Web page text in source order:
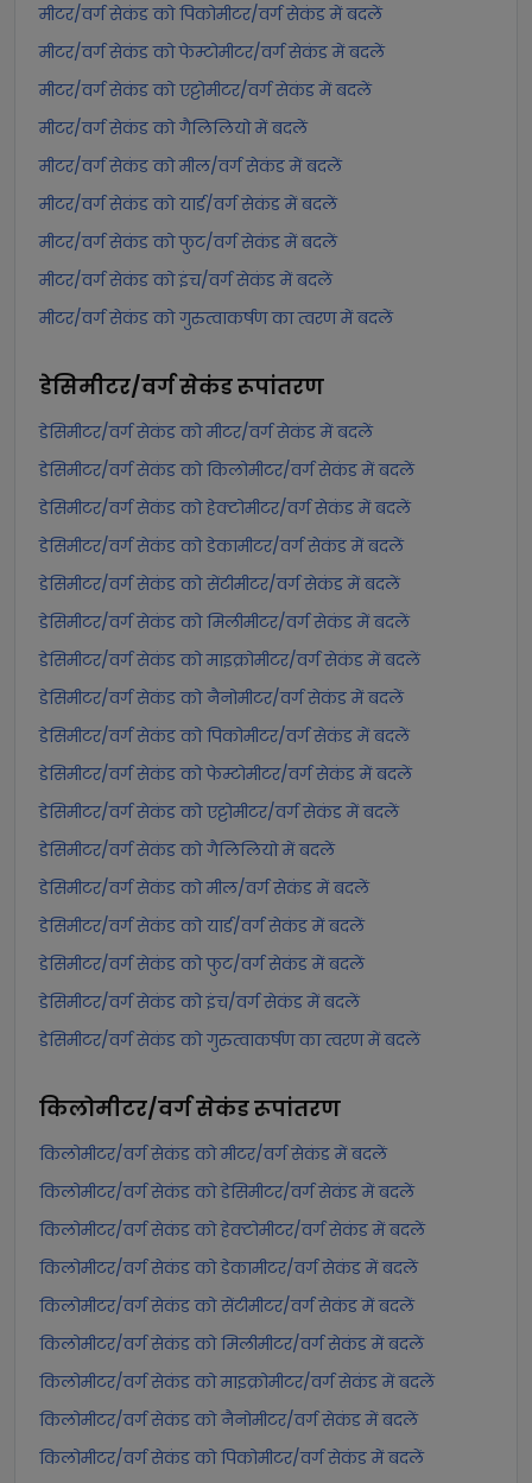
मीटर/वर्ग सेकंड को पिकोमीटर/वर्ग सेकंड में बदलें
मीटर/वर्ग सेकंड को फेम्टोमीटर/वर्ग सेकंड में बदलें
मीटर/वर्ग सेकंड को एट्टोमीटर/वर्ग सेकंड में बदलें
मीटर/वर्ग सेकंड को गैलिलियो में बदलें
मीटर/वर्ग सेकंड को मील/वर्ग सेकंड में बदलें
मीटर/वर्ग सेकंड को यार्ड/वर्ग सेकंड में बदलें
मीटर/वर्ग सेकंड को फुट/वर्ग सेकंड में बदलें
मीटर/वर्ग सेकंड को इंच/वर्ग सेकंड में बदलें
मीटर/वर्ग सेकंड को गुरुत्वाकर्षण का त्वरण में बदलें
डेसिमीटर/वर्ग सेकंडरूपांतरण
डेसिमीटर/वर्ग सेकंड को मीटर/वर्ग सेकंड में बदलें
डेसिमीटर/वर्ग सेकंड को किलोमीटर/वर्ग सेकंड में बदलें
डेसिमीटर/वर्ग सेकंड को हेक्टोमीटर/वर्ग सेकंड में बदलें
डेसिमीटर/वर्ग सेकंड को डेकामीटर/वर्ग सेकंड में बदलें
डेसिमीटर/वर्ग सेकंड को सेंटीमीटर/वर्ग सेकंड में बदलें
डेसिमीटर/वर्ग सेकंड को मिलीमीटर/वर्ग सेकंड में बदलें
डेसिमीटर/वर्ग सेकंड को माइक्रोमीटर/वर्ग सेकंड में बदलें
डेसिमीटर/वर्ग सेकंड को नैनोमीटर/वर्ग सेकंड में बदलें
डेसिमीटर/वर्ग सेकंड को पिकोमीटर/वर्ग सेकंड में बदलें
डेसिमीटर/वर्ग सेकंड को फेम्टोमीटर/वर्ग सेकंड में बदलें
डेसिमीटर/वर्ग सेकंड को एट्टोमीटर/वर्ग सेकंड में बदलें
डेसिमीटर/वर्ग सेकंड को गैलिलियो में बदलें
डेसिमीटर/वर्ग सेकंड को मील/वर्ग सेकंड में बदलें
डेसिमीटर/वर्ग सेकंड को यार्ड/वर्ग सेकंड में बदलें
डेसिमीटर/वर्ग सेकंड को फुट/वर्ग सेकंड में बदलें
डेसिमीटर/वर्ग सेकंड को इंच/वर्ग सेकंड में बदलें
डेसिमीटर/वर्ग सेकंड को गुरुत्वाकर्षण का त्वरण में बदलें
किलोमीटर/वर्ग सेकंडरूपांतरण
किलोमीटर/वर्ग सेकंड को मीटर/वर्ग सेकंड में बदलें
किलोमीटर/वर्ग सेकंड को डेसिमीटर/वर्ग सेकंड में बदलें
किलोमीटर/वर्ग सेकंड को हेक्टोमीटर/वर्ग सेकंड में बदलें
किलोमीटर/वर्ग सेकंड को डेकामीटर/वर्ग सेकंड में बदलें
किलोमीटर/वर्ग सेकंड को सेंटीमीटर/वर्ग सेकंड में बदलें
किलोमीटर/वर्ग सेकंड को मिलीमीटर/वर्ग सेकंड में बदलें
किलोमीटर/वर्ग सेकंड को माइक्रोमीटर/वर्ग सेकंड में बदलें
किलोमीटर/वर्ग सेकंड को नैनोमीटर/वर्ग सेकंड में बदलें
किलोमीटर/वर्ग सेकंड को पिकोमीटर/वर्ग सेकंड में बदलें